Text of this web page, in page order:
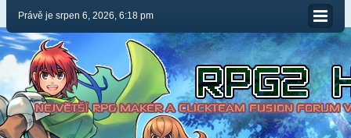
Právě je srpen 6, 2026, 6:18 pm